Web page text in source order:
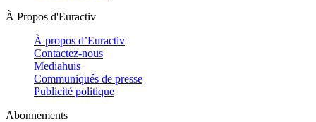
À Propos d'Euractiv
À propos d’Euractiv
Contactez-nous
Mediahuis
Communiqués de presse
Publicité politique
Abonnements